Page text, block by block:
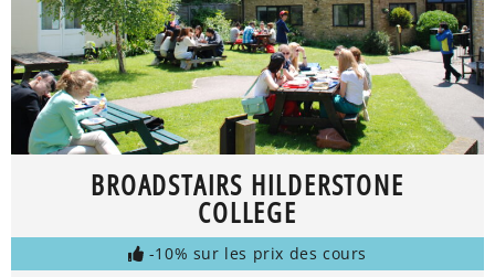
BROADSTAIRS HILDERSTONE
COLLEGE
-10% sur les prix des cours